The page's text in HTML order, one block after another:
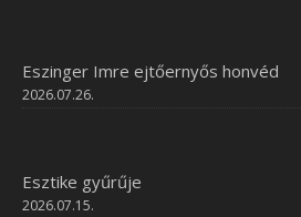
Eszinger Imre ejtőernyős honvéd
2026.07.26.
Esztike gyűrűje
2026.07.15.